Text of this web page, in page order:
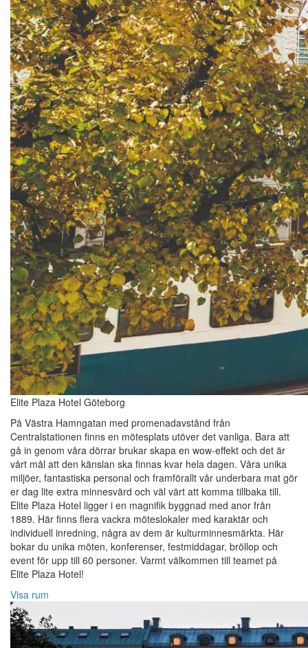
Elite Plaza Hotel Göteborg
På Västra Hamngatan med promenadavstånd från
Centralstationen finns en mötesplats utöver det vanliga. Bara att
gå in genom våra dörrar brukar skapa en wow-effekt och det är
vårt mål att den känslan ska finnas kvar hela dagen. Våra unika
miljöer, fantastiska personal och framförallt vår underbara mat gör
er dag lite extra minnesvärd och väl värt att komma tillbaka till.
Elite Plaza Hotel ligger i en magnifik byggnad med anor från
1889. Här finns flera vackra möteslokaler med karaktär och
individuell inredning, några av dem är kulturminnesmärkta. Här
bokar du unika möten, konferenser, festmiddagar, bröllop och
event för upp till 60 personer. Varmt välkommen till teamet på
Elite Plaza Hotel!‎
Visa rum